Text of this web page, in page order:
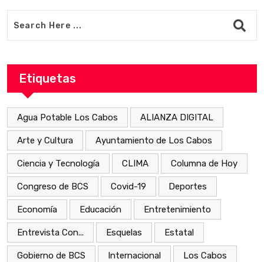
Etiquetas
Agua Potable Los Cabos ALIANZA DIGITAL
Arte y Cultura Ayuntamiento de Los Cabos
Ciencia y Tecnología CLIMA Columna de Hoy
Congreso de BCS Covid-19 Deportes
Economía Educación Entretenimiento
Entrevista Con... Esquelas Estatal
Gobierno de BCS Internacional Los Cabos